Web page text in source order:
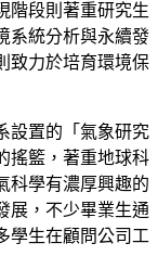
階段則著重研究生
系統分析與永續發
致力於培育環境保
設置的「氣象研究
搖籃，著重地球科
科學有濃厚興趣的
展，不少畢業生通
學生在顧問公司工